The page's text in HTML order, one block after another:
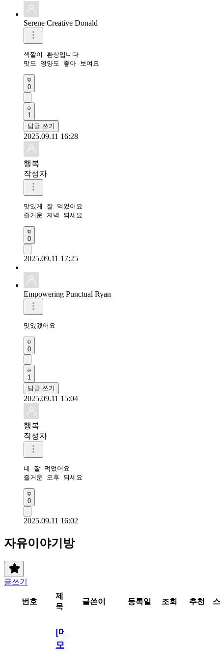
Serene Creative Donald
색깔이 환상입니다
맛도 영양도 좋아 보여요
0
1
답글 쓰기
2025.09.11 16:28
행복
작성자
맛있게 잘 먹었어요
즐거운 저녁 되세요
0
2025.09.11 17:25
Empowering Punctual Ryan
맛있겠어요
0
1
답글 쓰기
2025.09.11 15:04
행복
작성자
네 잘 먹었어요
즐거운 오후 되세요
0
2025.09.11 16:02
자유이야기방
글쓰기
번호
제
목
글쓴이 등록일 조회 추천
[메
모